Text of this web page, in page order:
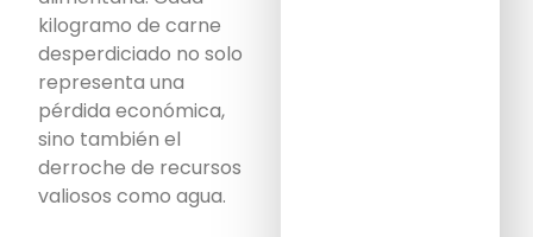
kilogramo de carne
desperdiciado no solo
representa una
pérdida económica,
sino también el
derroche de recursos
valiosos como agua.